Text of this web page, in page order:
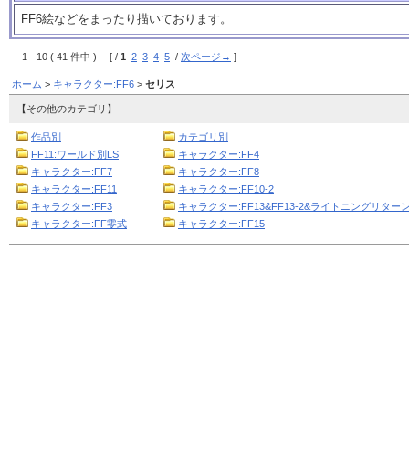
FF6絵などをまったり描いております。
1 - 10 ( 41 件中 ) [ / 1 2 3 4 5 / 次ページ→ ]
ホーム > キャラクター:FF6 > セリス
【その他のカテゴリ】
作品別
カテゴリ別
FF11:ワールド別LS
キャラクター:FF4
キャラクター:FF7
キャラクター:FF8
キャラクター:FF11
キャラクター:FF10-2
キャラクター:FF3
キャラクター:FF13&FF13-2&ライトニングリター
キャラクター:FF零式
キャラクター:FF15